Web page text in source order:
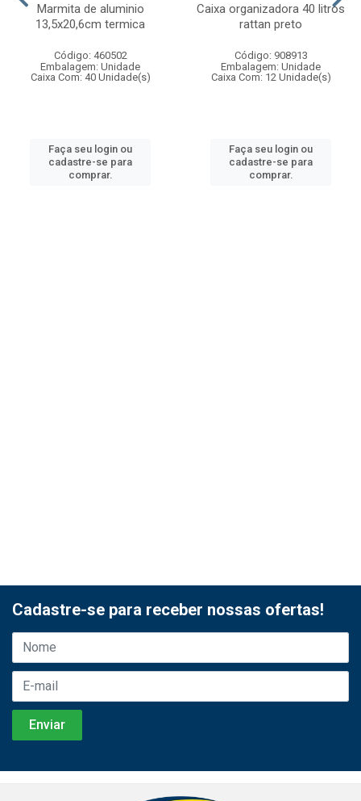
Marmita de aluminio
13,5x20,6cm termica
Código: 460502
Embalagem: Unidade
Caixa Com: 40 Unidade(s)
Faça seu login ou
cadastre-se para
comprar.
Caixa organizadora 40 litros
rattan preto
Código: 908913
Embalagem: Unidade
Caixa Com: 12 Unidade(s)
Faça seu login ou
cadastre-se para
comprar.
Cadastre-se para receber nossas ofertas!